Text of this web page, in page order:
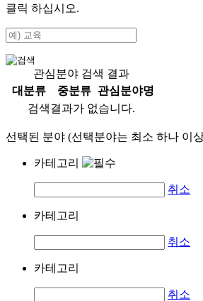
클릭 하십시오.
관심분야 검색 결과
대분류
중분류
관심분야명
검색결과가 없습니다.
선택된 분야 (선택분야는 최소 하나 이
카테고리
취소
카테고리
취소
카테고리
취소